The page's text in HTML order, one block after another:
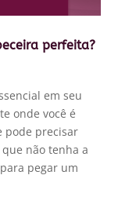
perfeita?
em seu
onde você é
pode precisar
não tenha a
pegar um